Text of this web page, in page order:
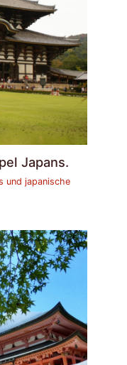
Japans.
und japanische